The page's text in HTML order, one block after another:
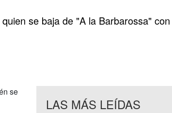
se baja de "A la Barbarossa"
LAS MÁS LEÍDAS